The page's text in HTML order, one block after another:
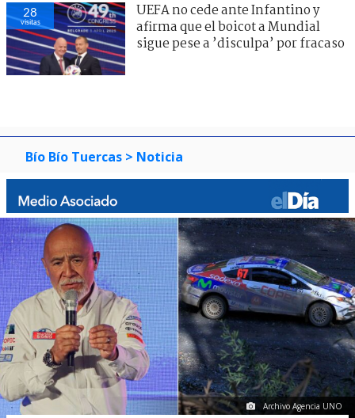
28
visitas
UEFA no cede ante Infantino y
afirma que el boicot a Mundial
sigue pese a ’disculpa’ por fracaso
Bío Bío Tuercas > Noticia
Archivo Agencia UNO